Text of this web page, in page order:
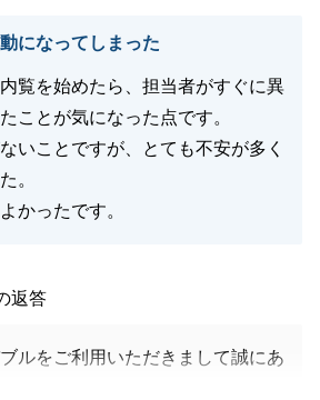
閉じる
になってしまった
覧を始めたら、担当者がすぐに異
ことが気になった点です。
いことですが、とても不安が多く
。
かったです。
返答
ルをご利用いただきまして誠にあ